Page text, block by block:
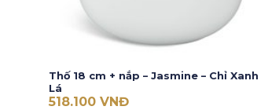
Thố 18 cm + nắp – Jasmine – Chỉ Xanh
Lá
518.100 VNĐ